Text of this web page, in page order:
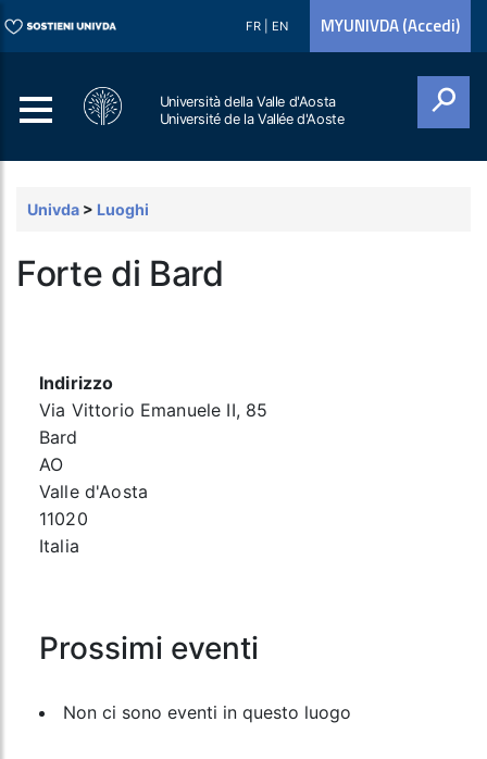
FR EN MYUNIVDA (Accedi)
Università della Valle d'Aosta
Université de la Vallée d'Aoste
Univda > Luoghi
Forte di Bard
Indirizzo
Via Vittorio Emanuele II, 85
Bard
AO
Valle d'Aosta
11020
Italia
Prossimi eventi
Non ci sono eventi in questo luogo